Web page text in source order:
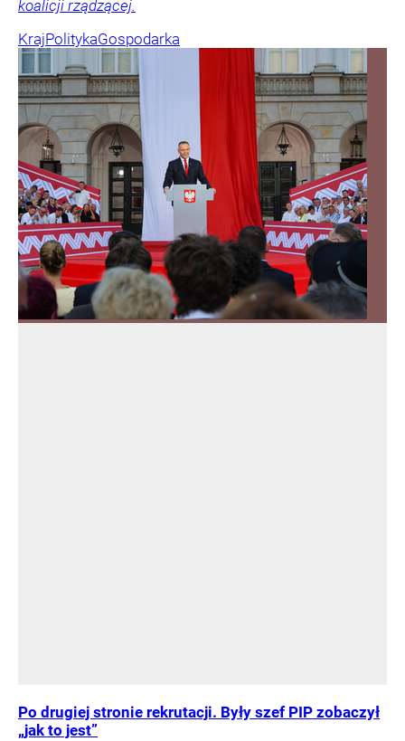
koalicji rządzącej.
KrajPolitykaGospodarka
Po drugiej stronie rekrutacji. Były szef PIP zobaczył
„jak to jest”